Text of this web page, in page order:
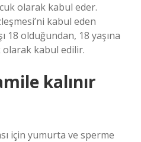
olarak kabul eder.
kabul eden
18 olduğundan, 18 yaşına
kabul edilir.
kalınır
için yumurta ve sperme